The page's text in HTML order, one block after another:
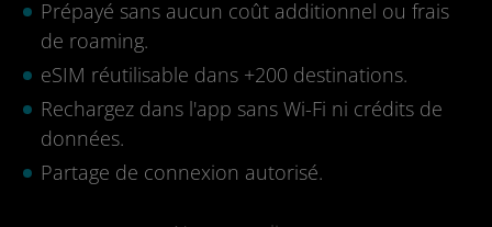
Prépayé sans aucun coût additionnel ou frais
de roaming.
eSIM réutilisable dans +200 destinations.
Rechargez dans l'app sans Wi-Fi ni crédits de
données.
Partage de connexion autorisé.